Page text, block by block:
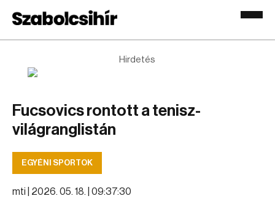
Hirdetés
Fucsovics rontott a tenisz-
világranglistán
EGYÉNI SPORTOK
mti | 2026. 05. 18. | 09:37:30